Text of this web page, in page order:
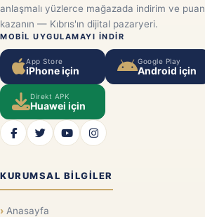
anlaşmalı yüzlerce mağazada indirim ve puan
kazanın — Kıbrıs'ın dijital pazaryeri.
MOBIL UYGULAMAYI INDIR
App Store
iPhone için
Google Play
Android için
Direkt APK
Huawei için
KURUMSAL BILGILER
Anasayfa